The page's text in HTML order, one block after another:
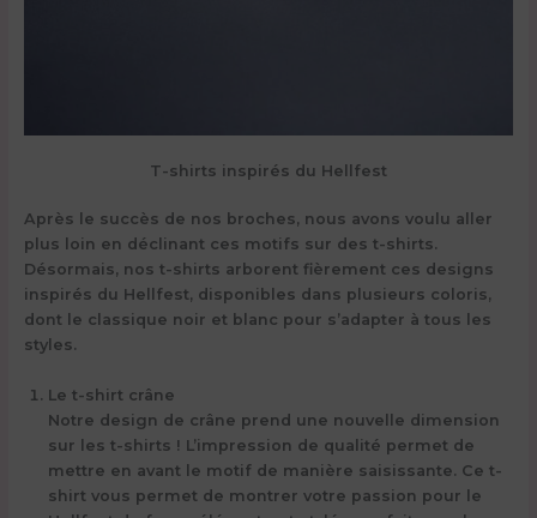
T-shirts inspirés du Hellfest
Après le succès de nos broches, nous avons voulu aller
plus loin en déclinant ces motifs sur des t-shirts.
Désormais, nos t-shirts arborent fièrement ces designs
inspirés du Hellfest, disponibles dans plusieurs coloris,
dont le classique noir et blanc pour s’adapter à tous les
styles.
Le t-shirt crâne
Notre design de crâne prend une nouvelle dimension
sur les t-shirts ! L’impression de qualité permet de
mettre en avant le motif de manière saisissante. Ce t-
shirt vous permet de montrer votre passion pour le